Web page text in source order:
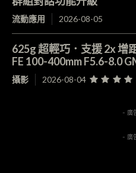
流動應用 2026-08-05
625g 超輕巧．支援 2x
FE 100-400mm F5.6-8.0
攝影 2026-08-04
- 廣
- 廣